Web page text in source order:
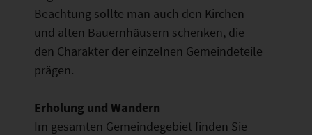
Beachtung sollte man auch den Kirchen
und alten Bauernhäusern schenken, die
den Charakter der einzelnen Gemeindeteile
prägen.
Erholung und Wandern
Im gesamten Gemeindegebiet finden Sie